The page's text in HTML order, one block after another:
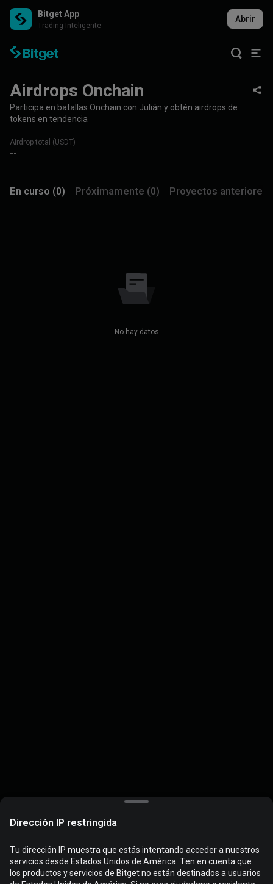
Bitget App
Trading Inteligente
Abrir
Airdrops Onchain
Participa en batallas Onchain con Julián y obtén airdrops de
tokens en tendencia
Airdrop total (USDT)
--
En curso (0) Próximamente (0) Proyectos anteriores
No hay datos
Las cookies se utilizan para optimizar y personalizar tu
Dirección IP restringida
Tu dirección IP muestra que estás intentando acceder a nuestros
servicios desde Estados Unidos de América. Ten en cuenta que
los productos y servicios de Bitget no están destinados a usuarios